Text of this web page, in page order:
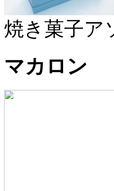
焼き菓子ア
マカロン